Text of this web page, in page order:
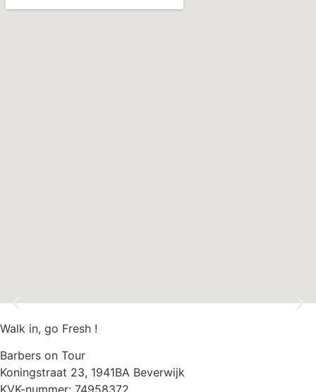
Vertrouwd adres voor kwaliteit
Walk in, go Fresh !
Barbers on Tour
Koningstraat 23, 1941BA Beverwijk
KVK-nummer: 74958372